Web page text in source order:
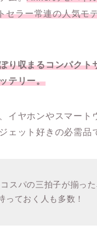
セラー常連の人気モ
り収まるコンパクト
テリー。
イヤホンやスマート
ェット好きの必需品
スパの三拍子が揃っ
っておく人も多数！